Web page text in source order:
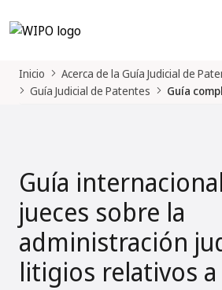
Inicio
Acerca de la Guía Judicial de
Guía Judicial de Patentes
Guía
Guía
jueces sobre la
administración
litigios relativos